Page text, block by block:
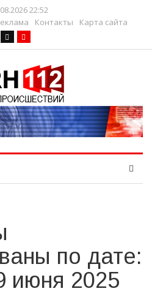
22:52
Контакты Карта сайта
по дате:
июня 2025